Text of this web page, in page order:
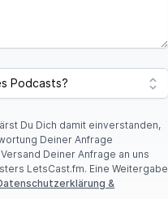
Du Dich damit einverstanden,
Deiner Anfrage
Deiner Anfrage an uns
LetsCast.fm. Eine Weitergabe
&